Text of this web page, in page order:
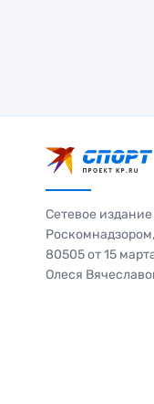
Сетевое
80505 от 15
Олеся